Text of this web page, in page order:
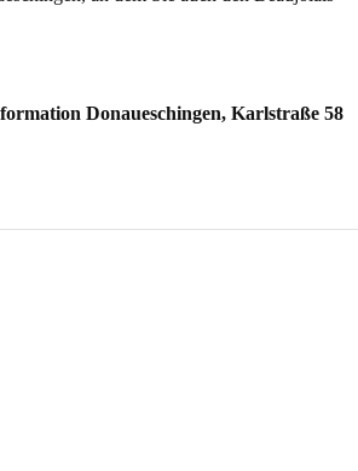
Donaueschingen, Karlstraße 58